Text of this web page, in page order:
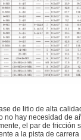
de litio de alta
no hay necesidad de
el par de fricción
a la pista de